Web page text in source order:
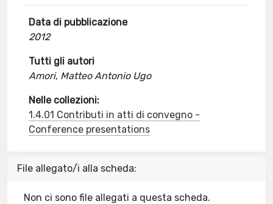
Data di pubblicazione
2012
Tutti gli autori
Amori, Matteo Antonio Ugo
Nelle collezioni:
1.4.01 Contributi in atti di convegno -
Conference presentations
File allegato/i alla scheda:
Non ci sono file allegati a questa scheda.